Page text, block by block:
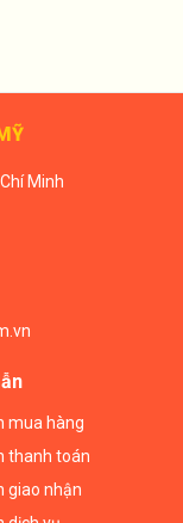
Minh
mua hàng
thanh toán
giao nhận